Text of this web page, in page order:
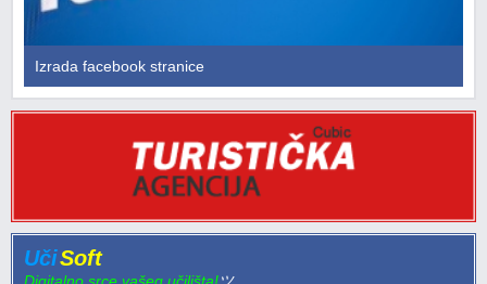
Izrada facebook stranice
UčiSoft